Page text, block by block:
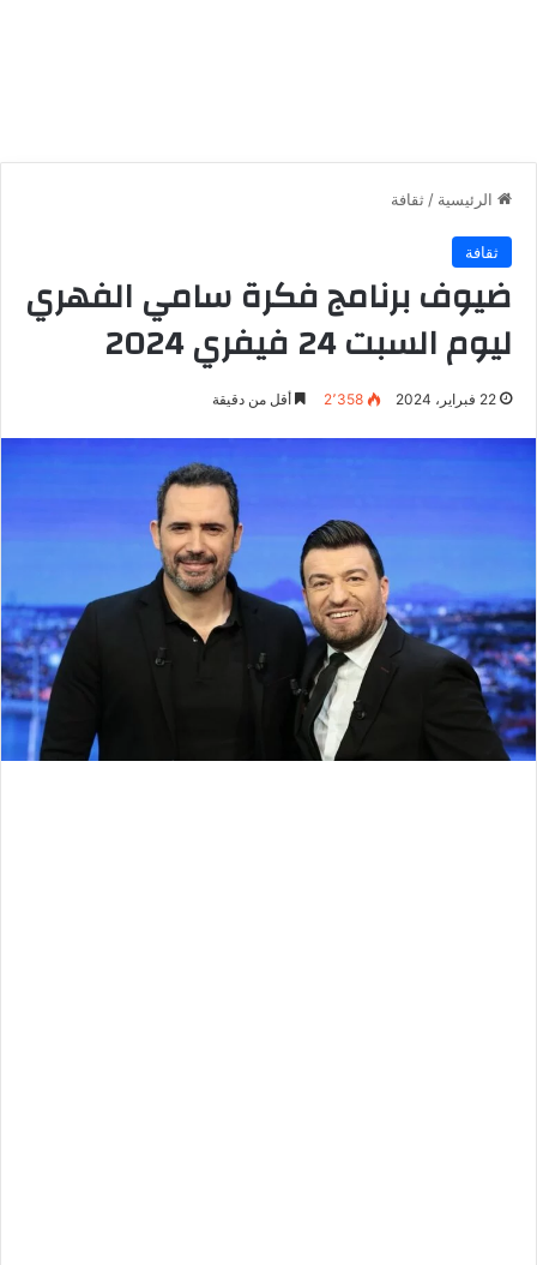
الرئيسية / ثقافة
ثقافة
ضيوف برنامج فكرة سامي الفهري
ليوم السبت 24 فيفري 2024
22 فبراير، 2024 2٬358 أقل من دقيقة